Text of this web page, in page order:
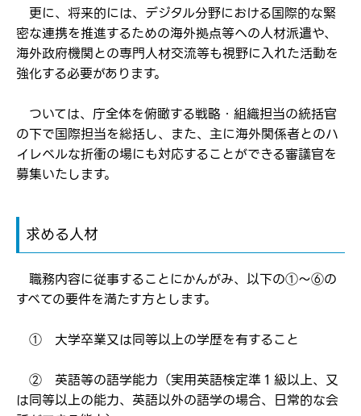
弊社ホームページの求人票をみて
応募した方へ
応募完了通知をする
弊社ホームページの求人票をみて
応募し、転職を決めた方
転職報告をする
ログイン
お気に入り登録にはログインが必要です
メールアドレス
パスワード
※パスワードを忘れた方は
新規会員登録
更に、将来的には、デジタル分野における国際的な緊
密な連携を推進するための海外拠点等への人材派遣や、
海外政府機関との専門人材交流等も視野に入れた活動を
強化する必要があります。
ついては、庁全体を俯瞰する戦略・組織担当の統括官
の下で国際担当を総括し、また、主に海外関係者とのハ
イレベルな折衝の場にも対応することができる審議官を
募集いたします。
求める人材
職務内容に従事することにかんがみ、以下の①～⑥の
すべての要件を満たす方とします。
① 大学卒業又は同等以上の学歴を有すること
② 英語等の語学能力（実用英語検定準１級以上、又
は同等以上の能力、英語以外の語学の場合、日常的な会